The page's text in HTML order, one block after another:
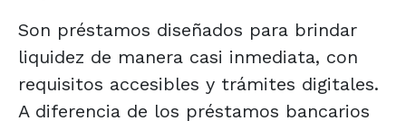
Son préstamos diseñados para brindar
liquidez de manera casi inmediata, con
requisitos accesibles y trámites digitales.
A diferencia de los préstamos bancarios